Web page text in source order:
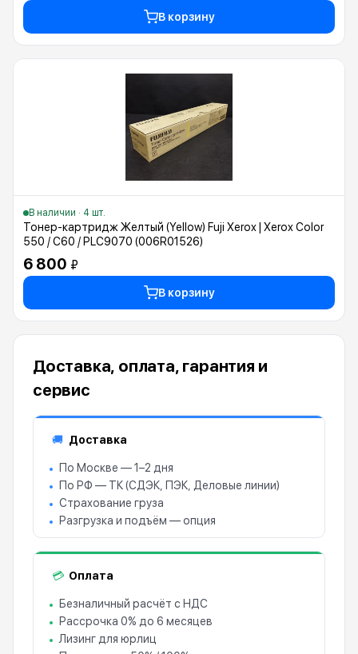
В корзину
В наличии · 4 шт.
Тонер-картридж Желтый (Yellow) Fuji Xerox | Xerox Color
550 / C60 / PLC9070 (006R01526)
6 800 ₽
В корзину
Доставка, оплата, гарантия и
сервис
🚚 Доставка
По Москве — 1–2 дня
По РФ — ТК (СДЭК, ПЭК, Деловые линии)
Страхование груза
Разгрузка и подъём — опция
💳 Оплата
Безналичный расчёт с НДС
Рассрочка 0% до 6 месяцев
Лизинг для юрлиц